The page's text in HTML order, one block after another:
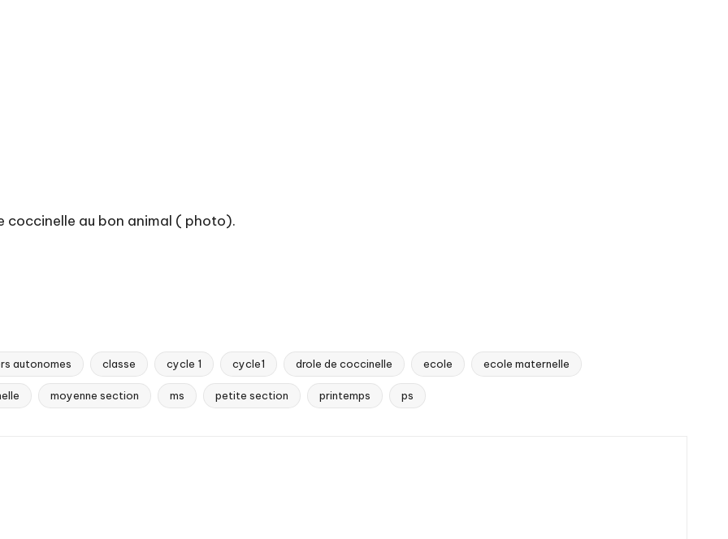
coccinelle au bon animal ( photo).
autonomes classe cycle 1 cycle1 drole de coccinelle ecole ecole maternelle
moyenne section ms petite section printemps ps